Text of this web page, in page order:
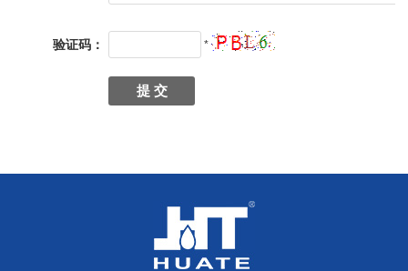
验证码： *